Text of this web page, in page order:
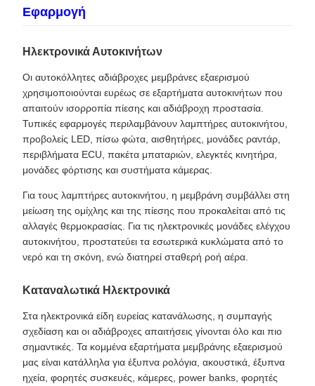
Εφαρμογή
Ηλεκτρονικά Αυτοκινήτων
Οι αυτοκόλλητες αδιάβροχες μεμβράνες εξαερισμού
χρησιμοποιούνται ευρέως σε εξαρτήματα αυτοκινήτων που
απαιτούν ισορροπία πίεσης και αδιάβροχη προστασία.
Τυπικές εφαρμογές περιλαμβάνουν λαμπτήρες αυτοκινήτου,
προβολείς LED, πίσω φώτα, αισθητήρες, μονάδες ραντάρ,
περιβλήματα ECU, πακέτα μπαταριών, ελεγκτές κινητήρα,
μονάδες φόρτισης και συστήματα κάμερας.
Για τους λαμπτήρες αυτοκινήτου, η μεμβράνη συμβάλλει στη
μείωση της ομίχλης και της πίεσης που προκαλείται από τις
αλλαγές θερμοκρασίας. Για τις ηλεκτρονικές μονάδες ελέγχου
αυτοκινήτου, προστατεύει τα εσωτερικά κυκλώματα από το
νερό και τη σκόνη, ενώ διατηρεί σταθερή ροή αέρα.
Καταναλωτικά Ηλεκτρονικά
Στα ηλεκτρονικά είδη ευρείας κατανάλωσης, η συμπαγής
σχεδίαση και οι αδιάβροχες απαιτήσεις γίνονται όλο και πιο
σημαντικές. Τα κομμένα εξαρτήματα μεμβράνης εξαερισμού
μας είναι κατάλληλα για έξυπνα ρολόγια, ακουστικά, έξυπνα
ηχεία, φορητές συσκευές, κάμερες, power banks, φορητές